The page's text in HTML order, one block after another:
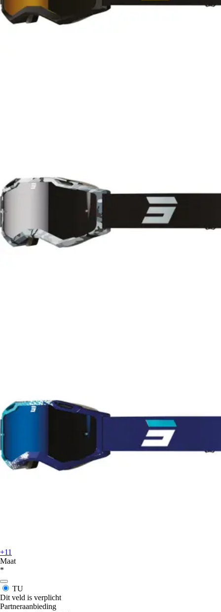
+11
Maat
*
TU
Dit veld is verplicht
Partneraanbieding